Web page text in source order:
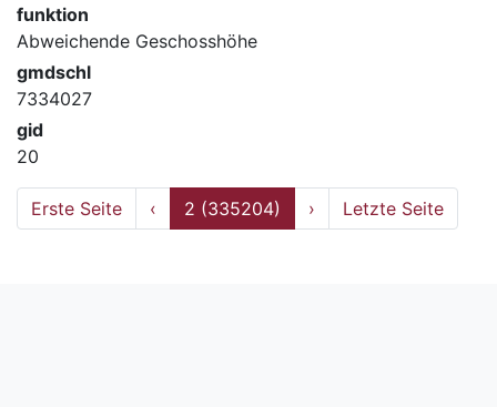
funktion
Abweichende Geschosshöhe
gmdschl
7334027
gid
20
Erste Seite ‹ 2 (335204) › Letzte Seite